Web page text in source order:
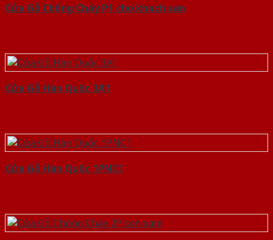
Cửa Gỗ Chống Cháy P1 cho khach san
Cửa Gỗ Hàn Quốc 3A1
Cửa Gỗ Hàn Quốc 1PNC1